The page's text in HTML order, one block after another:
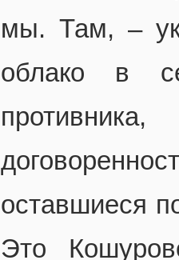
мы. Там, –
облако в
оставшиеся
Это